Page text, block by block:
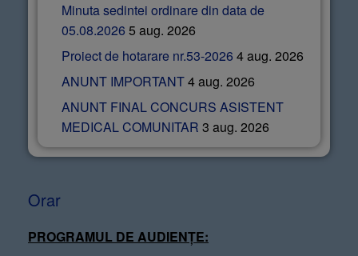
Minuta sedintei ordinare din data de
05.08.2026 5 aug. 2026
Proiect de hotarare nr.53-2026 4 aug. 2026
ANUNT IMPORTANT4 aug. 2026
ANUNT FINAL CONCURS ASISTENT
MEDICAL COMUNITAR 3 aug. 2026
Orar
PROGRAMUL DE AUDIENȚE: